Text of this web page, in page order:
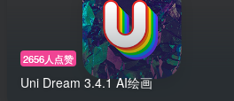
2656人点赞
Uni Dream 3.4.1 AI绘画